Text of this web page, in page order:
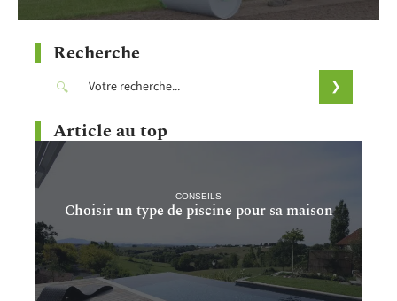
Recherche
Article au top
CONSEILS
Choisir un type de piscine pour sa maison